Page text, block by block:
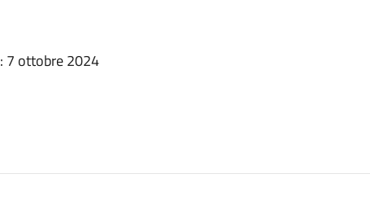
7 ottobre 2024